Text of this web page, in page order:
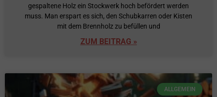
gespaltene Holz ein Stockwerk hoch befördert werden
muss. Man erspart es sich, den Schubkarren oder Kisten
mit dem Brennholz zu befüllen und
ZUM BEITRAG »
ALLGEMEIN